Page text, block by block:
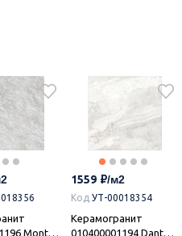
Monte
1559
Код УТ-00018354
Керамогранит
010400001194 Dante